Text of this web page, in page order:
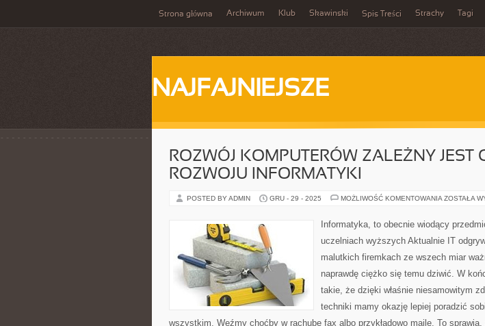
Strona główna Archiwum Klub Skawinski Spis Treści Strachy Tagi
NAJFAJNIEJSZE
ROZWÓJ KOMPUTERÓW ZALEŻNY JEST
ROZWOJU INFORMATYKI
POSTED BY ADMIN GRU - 29 - 2025 MOŻLIWOŚĆ KOMENTOWANIA ROZWÓJ
OD
ZOSTAŁA
Informatyka, to obecnie wiodący
uczelniach wyższych Aktualnie IT
malutkich firemkach ze wszech miar
naprawdę ciężko się temu dziwić. W
takie, że dzięki właśnie niesamowitym
techniki mamy okazję lepiej poradzić
wszystkim. Weźmy choćby w rachubę fax albo przykładowo maile. To